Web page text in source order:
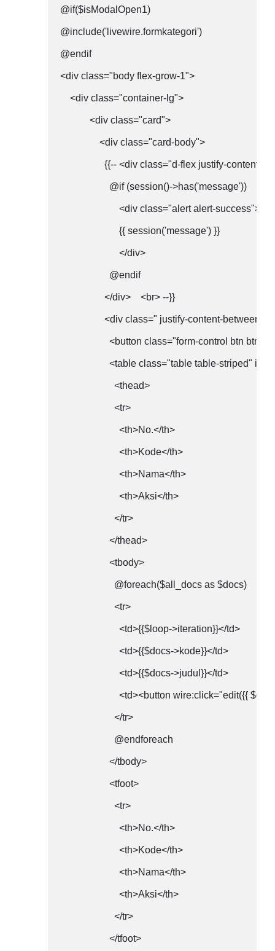
@if($isModalOpen1)
@include('livewire.formkategori')
@endif
<div class="body flex-grow-1">
<div class="container-lg">
<div class="card">
<div class="card-body">
{{-- <div class="d-flex justify-content-
@if (session()->has('message'))
<div class="alert alert-success">
{{ session('message') }}
</div>
@endif
</div>    <br> --}}
<div class=" justify-content-between">
<button class="form-control btn btn-
<table class="table table-striped"
<thead>
<tr>
<th>No.</th>
<th>Kode</th>
<th>Nama</th>
<th>Aksi</th>
</tr>
</thead>
<tbody>
@foreach($all_docs as $docs)
<tr>
<td>{{$loop->iteration}}</td>
<td>{{$docs->kode}}</td>
<td>{{$docs->judul}}</td>
<td><button wire:click="edit({{ $docs->id
</tr>
@endforeach
</tbody>
<tfoot>
<tr>
<th>No.</th>
<th>Kode</th>
<th>Nama</th>
<th>Aksi</th>
</tr>
</tfoot>